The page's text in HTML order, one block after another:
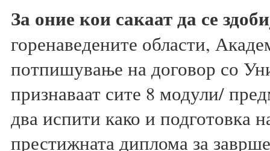
За оние кои сакаат да се
горенаведените области,
потпишување на договор со
признаваат сите 8 модули/
два испити како и подготовка
престижната диплома за